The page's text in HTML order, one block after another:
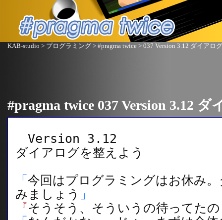
KAB-studio > プログラミング > #pragma twice > 037 Version 3.12 ダイアロ
#pragma twice 037 Version 3.12
Version 3.12
ダイアログを整えよう
「今回はプログラミングはお休み
みましょう 」
『そうそう、そういうの待ってた